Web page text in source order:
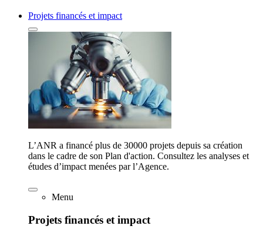
Projets financés et impact
L’ANR a financé plus de 30000 projets depuis sa création
dans le cadre de son Plan d'action. Consultez les analyses et
études d’impact menées par l’Agence.
Menu
Projets financés et impact